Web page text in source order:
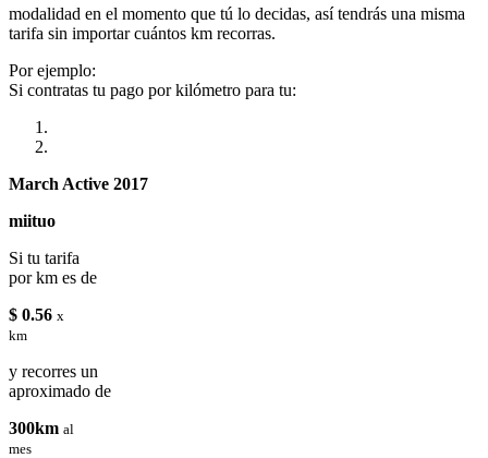
modalidad en el momento que tú lo decidas, así tendrás una misma
tarifa sin importar cuántos km recorras.
Por ejemplo:
Si contratas tu pago por kilómetro para tu:
March Active 2017
miituo
Si tu tarifa
por km es de
$ 0.56 x
km
y recorres un
aproximado de
300km al
mes